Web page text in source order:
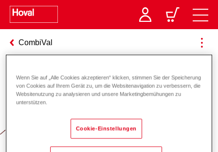
CombiVal
Verantwortung für Energie und
Wenn Sie auf „Alle Cookies akzeptieren“ klicken, stimmen Sie der Speicherung
von Cookies auf Ihrem Gerät zu, um die Websitenavigation zu verbessern, die
Websitenutzung zu analysieren und unsere Marketingbemühungen zu
unterstützen.
Cookie-Einstellungen